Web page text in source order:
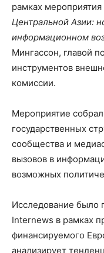
рамках мероприятия
Центральной Азии:
информационном
Мингассон, главой
инструментов
комиссии.
Мероприятие
государственных
сообщества и
вызовов в
возможных
Исследование было
Internews в рамках
финансируемого
анализирует